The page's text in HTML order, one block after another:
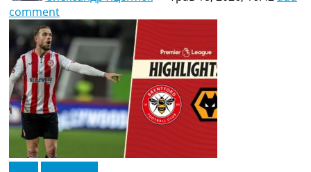
comment